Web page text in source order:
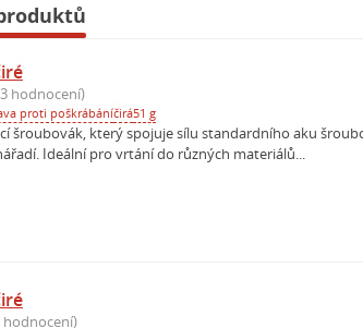
hodnocení)
proti poškrábáníčirá51 g
šroubovák, který spojuje sílu standardního aku
Ideální pro vrtání do různých materiálů...
hodnocení)